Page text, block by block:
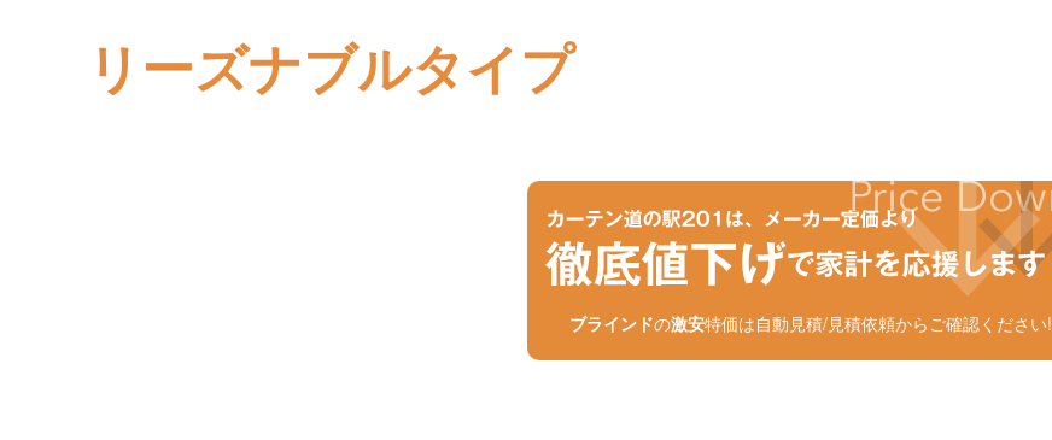
リーズナブルタイプ
ブラインドの激安特価は自動見積/見積依頼からご確認ください!